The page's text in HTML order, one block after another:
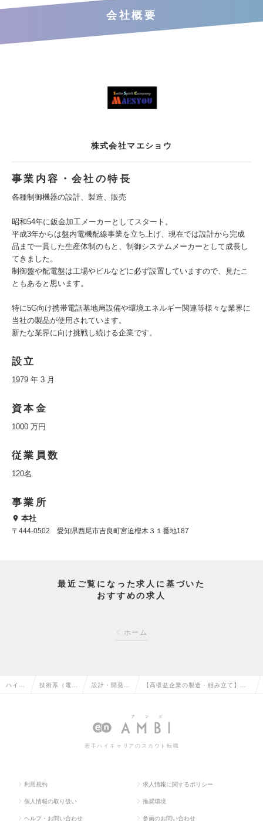
会社概要
株式会社マエショウ
事業内容・会社の特長
各種制御機器の設計、製造、販売
昭和54年に鈑金加工メーカーとしてスタート。
平成3年からは盤内電機配線事業を立ち上げ、現在では設計から完成
品まで一貫した生産体制のもと、制御システムメーカーとして成長し
てきました。
制御盤や配電盤は工場やビルなどに必ず設置していますので、見たこ
ともあると思います。
特に5G向け携帯電話基地局設備や環境エネルギー関連等様々な業界に
当社の製品が使用されています。
新たな業界に向け挑戦し続ける企業です。
設立
1979 年 3 月
資本金
1000 万円
従業員数
120名
事業所
本社
〒444-0502 愛知県西尾市吉良町宮迫樫木３１番地187
最近ご覧になった求人に基づいた
おすすめの求人
ホーム
ハイク 技術系（電 設計・開発エ
気）の転職
【高収益企業の製造・組み立て】完
休100%／財務状況◎の求人情報
若手ハイキャリアのスカウト転職
利用規約 求人情報に関するポリシー
個人情報の取り扱い 推奨環境
ヘルプ・お問い合わせ 参画のお問い合わせ